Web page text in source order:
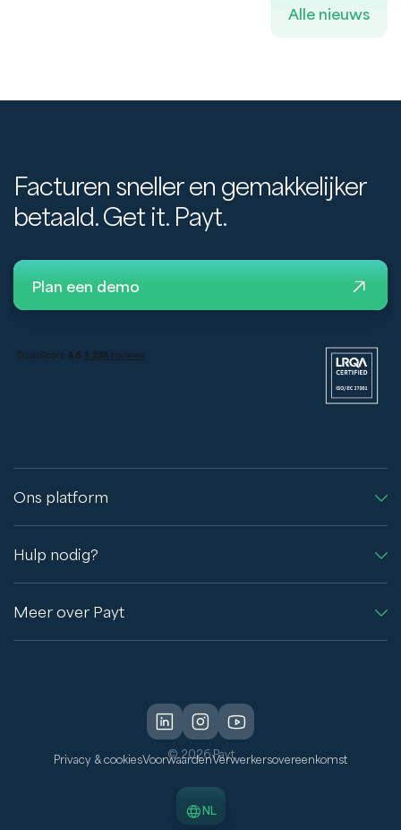
Alle nieuws
Facturen sneller en gemakkelijker
betaald. Get it. Payt.
Plan een demo
Ons platform
Hulp nodig?
Meer over Payt
© 2026 Payt
Privacy & cookiesVoorwaardenVerwerkersovereenkomst
NL